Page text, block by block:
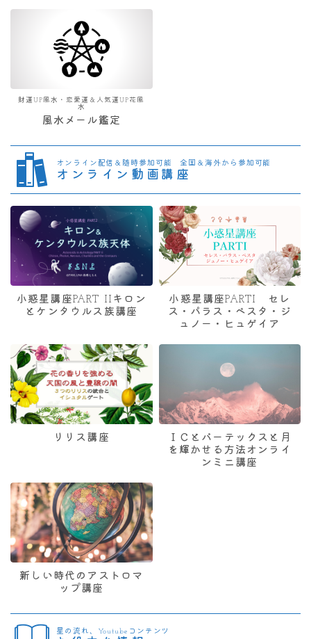
財運UP風水・恋愛運＆人気運UP花風
水
風水メール鑑定
オンライン配信＆随時参加可能 全国＆海外から参加可能
オンライン動画講座
小惑星講座PART IIキロン
とケンタウルス族講座
小惑星講座PARTI セレ
ス・パラス・ベスタ・ジ
ュノー・ヒュゲイア
リリス講座
ＩＣとバーテックスと月
を輝かせる方法オンライ
ンミニ講座
新しい時代のアストロマ
ップ講座
星の流れ、Youtubeコンテンツ